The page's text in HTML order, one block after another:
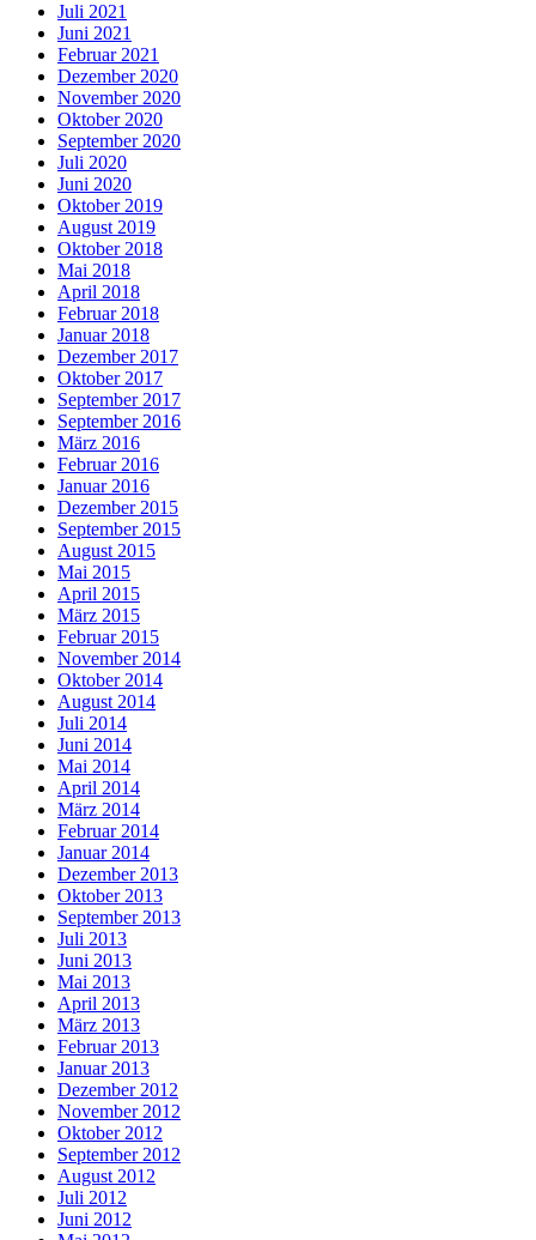
Juli 2021
Juni 2021
Februar 2021
Dezember 2020
November 2020
Oktober 2020
September 2020
Juli 2020
Juni 2020
Oktober 2019
August 2019
Oktober 2018
Mai 2018
April 2018
Februar 2018
Januar 2018
Dezember 2017
Oktober 2017
September 2017
September 2016
März 2016
Februar 2016
Januar 2016
Dezember 2015
September 2015
August 2015
Mai 2015
April 2015
März 2015
Februar 2015
November 2014
Oktober 2014
August 2014
Juli 2014
Juni 2014
Mai 2014
April 2014
März 2014
Februar 2014
Januar 2014
Dezember 2013
Oktober 2013
September 2013
Juli 2013
Juni 2013
Mai 2013
April 2013
März 2013
Februar 2013
Januar 2013
Dezember 2012
November 2012
Oktober 2012
September 2012
August 2012
Juli 2012
Juni 2012